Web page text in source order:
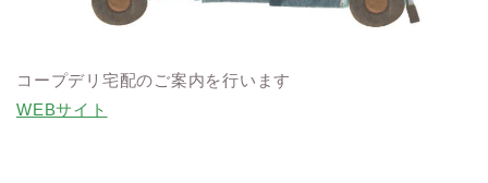
コープデリ宅配のご案内を行います
WEBサイト